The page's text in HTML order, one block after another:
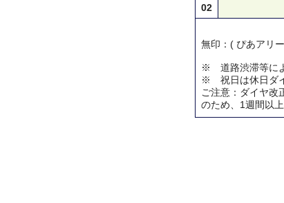
02
無印：( ぴあアリ
※ 道路渋滞等によ
※ 祝日は休日ダイ
ご注意：ダイヤ改
のため、1週間以